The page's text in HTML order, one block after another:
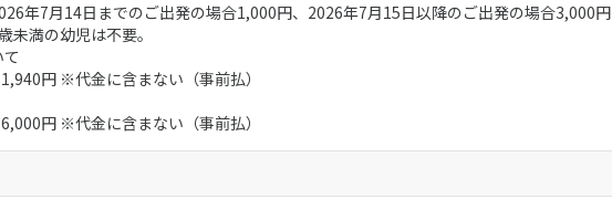
年7月14日までのご出発の場合1,000円、2026年7月15日以降のご出発の場合3,000円
満の幼児は不要。
円 ※代金に含まない（事前払）
円 ※代金に含まない（事前払）